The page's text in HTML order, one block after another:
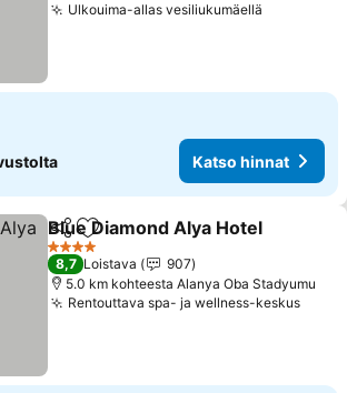
Ulkouima-allas vesiliukumäellä
Katso hinnat
Jaa Lisää suosikkeihin
Blue Diamond Alya Hotel
4 Tähtiluokitus
8,7 Loistava
907
5.0 km kohteesta Alanya Oba Stadyumu
Rentouttava spa- ja wellness-keskus